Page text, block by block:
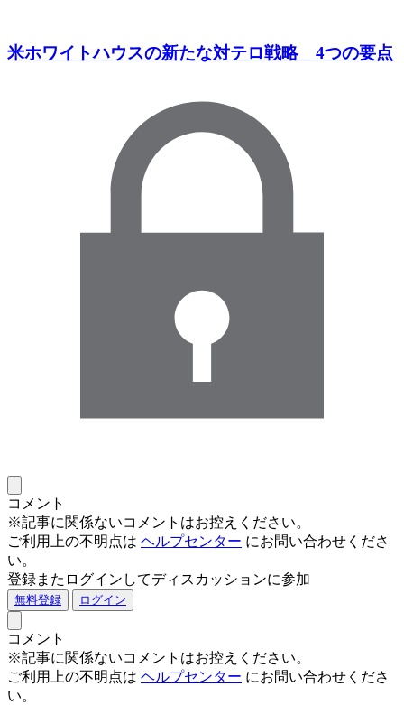
米ホワイトハウスの新たな対テロ戦略 4つの要点
コメント
※記事に関係ないコメントはお控えください。
ご利用上の不明点は ヘルプセンター にお問い合わせくださ
い。
登録またログインしてディスカッションに参加
無料登録 ログイン
コメント
※記事に関係ないコメントはお控えください。
ご利用上の不明点は ヘルプセンター にお問い合わせくださ
い。